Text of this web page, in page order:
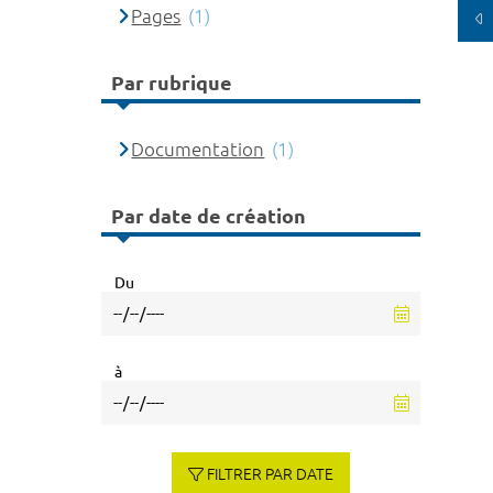
Pages (1)
Par rubrique
Documentation (1)
Par date de création
Du
à
FILTRER PAR DATE